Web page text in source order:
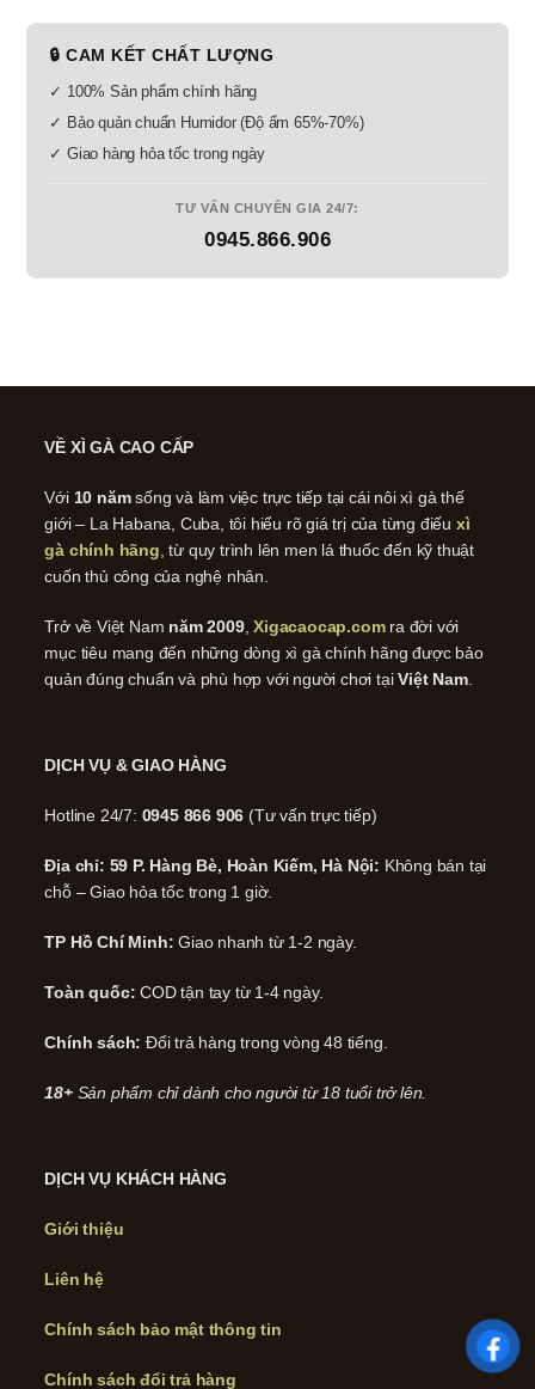
🔒 CAM KẾT CHẤT LƯỢNG
✓ 100% Sản phẩm chính hãng
✓ Bảo quản chuẩn Humidor (Độ ẩm 65%-70%)
✓ Giao hàng hỏa tốc trong ngày
TƯ VẤN CHUYÊN GIA 24/7:
0945.866.906
VỀ XÌ GÀ CAO CẤP
Với 10 nămsống và làm việc trực tiếp tại cái nôi xì gà thế
giới – La Habana, Cuba, tôi hiểu rõ giá trị của từng điếu xì
gà chính hãng , từ quy trình lên men lá thuốc đến kỹ thuật
cuốn thủ công của nghệ nhân.
Trở về Việt Nam năm 2009,Xigacaocap.comra đời với
mục tiêu mang đến những dòng xì gà chính hãng được bảo
quản đúng chuẩn và phù hợp với người chơi tạiViệt Nam.
DỊCH VỤ & GIAO HÀNG
Hotline 24/7: 0945 866 906 (Tư vấn trực tiếp)
Địa chỉ: 59 P. Hàng Bè, Hoàn Kiếm, Hà Nội: Không bán tại
chỗ – Giao hỏa tốc trong 1 giờ.
TP Hồ Chí Minh: Giao nhanh từ 1-2 ngày.
Toàn quốc: COD tận tay từ 1-4 ngày.
Chính sách: Đổi trả hàng trong vòng 48 tiếng.
18+ Sản phẩm chỉ dành cho người từ 18 tuổi trở lên.
DỊCH VỤ KHÁCH HÀNG
Giới thiệu
Liên hệ
Chính sách bảo mật thông tin
Chính sách đổi trả hàng